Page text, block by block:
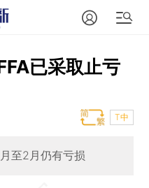
已采取止亏
T中
至2月仍有亏损